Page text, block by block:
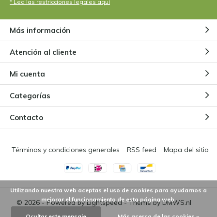
and never any problems.
Por stefan- 08-06-2022 09:28
5 / 5
Belle plante ! Il ressemble à celui de la photo. Le mien
a perdu ses gouttes de rosée pendant le transport,
mais c'est normal et je suppose qu'il sera de
nouveau en bon état dans quelques jours.
* Lea las restricciones legales aquí
Más información
Atención al cliente
Mi cuenta
Categorías
Contacto
© 2026 - Powered byLightspeed- Theme byDMWS.nl
Términos y condiciones generales RSS feed Mapa del sitio
Utilizando nuestra web aceptas el uso de cookies para ayudarnos a
mejorar el funcionamiento de esta página web.